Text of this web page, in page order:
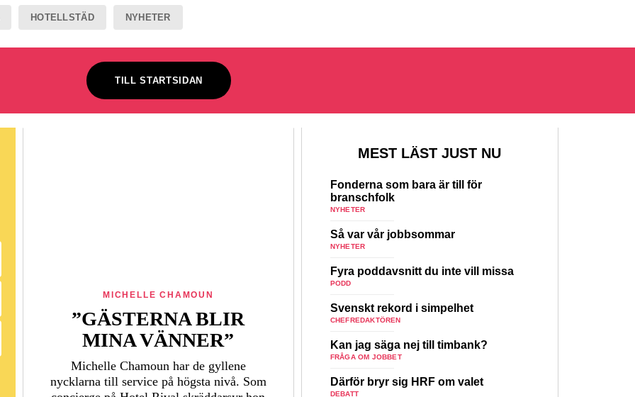
HOTELLSTÄD NYHETER
TILL STARTSIDAN
MICHELLE CHAMOUN
”GÄSTERNA BLIR
MINA VÄNNER”
Michelle Chamoun har de gyllene
nycklarna till service på högsta nivå. Som
MEST LÄST JUST NU
Fonderna som bara är till för
branschfolk
NYHETER
Så var vår jobbsommar
NYHETER
Fyra poddavsnitt du inte vill missa
PODD
Svenskt rekord i simpelhet
CHEFREDAKTÖREN
Kan jag säga nej till timbank?
FRÅGA OM JOBBET
Därför bryr sig HRF om valet
DEBATT